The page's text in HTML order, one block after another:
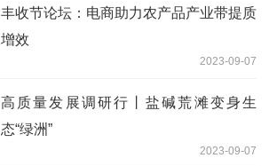
丰收节论坛：电商助力农产品产业带提质
增效
2023-09-07
高质量发展调研行丨盐碱荒滩变身生
态“绿洲”
2023-09-07